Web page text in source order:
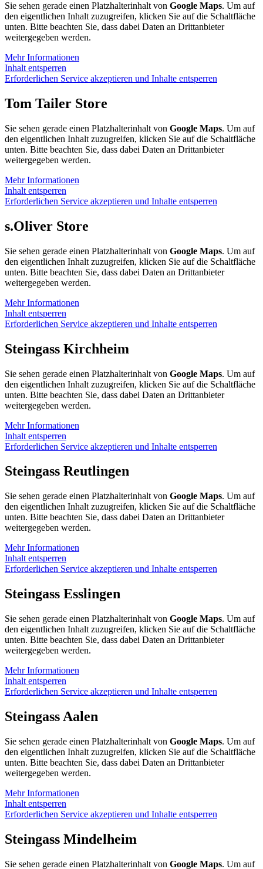
Sie sehen gerade einen Platzhalterinhalt von Google Maps. Um auf
den eigentlichen Inhalt zuzugreifen, klicken Sie auf die Schaltfläche
unten. Bitte beachten Sie, dass dabei Daten an Drittanbieter
weitergegeben werden.
Mehr Informationen
Inhalt entsperren
Erforderlichen Service akzeptieren und Inhalte entsperren
Tom Tailer Store
Sie sehen gerade einen Platzhalterinhalt von Google Maps. Um auf
den eigentlichen Inhalt zuzugreifen, klicken Sie auf die Schaltfläche
unten. Bitte beachten Sie, dass dabei Daten an Drittanbieter
weitergegeben werden.
Mehr Informationen
Inhalt entsperren
Erforderlichen Service akzeptieren und Inhalte entsperren
s.Oliver Store
Sie sehen gerade einen Platzhalterinhalt von Google Maps. Um auf
den eigentlichen Inhalt zuzugreifen, klicken Sie auf die Schaltfläche
unten. Bitte beachten Sie, dass dabei Daten an Drittanbieter
weitergegeben werden.
Mehr Informationen
Inhalt entsperren
Erforderlichen Service akzeptieren und Inhalte entsperren
Steingass Kirchheim
Sie sehen gerade einen Platzhalterinhalt von Google Maps. Um auf
den eigentlichen Inhalt zuzugreifen, klicken Sie auf die Schaltfläche
unten. Bitte beachten Sie, dass dabei Daten an Drittanbieter
weitergegeben werden.
Mehr Informationen
Inhalt entsperren
Erforderlichen Service akzeptieren und Inhalte entsperren
Steingass Reutlingen
Sie sehen gerade einen Platzhalterinhalt von Google Maps. Um auf
den eigentlichen Inhalt zuzugreifen, klicken Sie auf die Schaltfläche
unten. Bitte beachten Sie, dass dabei Daten an Drittanbieter
weitergegeben werden.
Mehr Informationen
Inhalt entsperren
Erforderlichen Service akzeptieren und Inhalte entsperren
Steingass Esslingen
Sie sehen gerade einen Platzhalterinhalt von Google Maps. Um auf
den eigentlichen Inhalt zuzugreifen, klicken Sie auf die Schaltfläche
unten. Bitte beachten Sie, dass dabei Daten an Drittanbieter
weitergegeben werden.
Mehr Informationen
Inhalt entsperren
Erforderlichen Service akzeptieren und Inhalte entsperren
Steingass Aalen
Sie sehen gerade einen Platzhalterinhalt von Google Maps. Um auf
den eigentlichen Inhalt zuzugreifen, klicken Sie auf die Schaltfläche
unten. Bitte beachten Sie, dass dabei Daten an Drittanbieter
weitergegeben werden.
Mehr Informationen
Inhalt entsperren
Erforderlichen Service akzeptieren und Inhalte entsperren
Steingass Mindelheim
Sie sehen gerade einen Platzhalterinhalt von Google Maps. Um auf